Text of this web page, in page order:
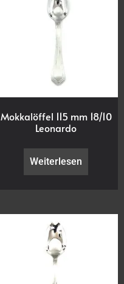
Mokkalöffel 115 mm 18/10
Leonardo
Weiterlesen